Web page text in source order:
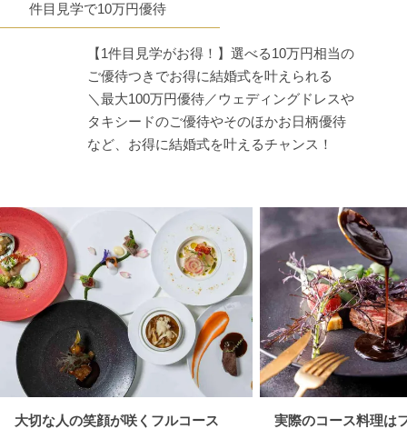
件目見学で10万円優待
【1件目見学がお得！】選べる10万円相当の
ご優待つきでお得に結婚式を叶えられる
＼最大100万円優待／ウェディングドレスや
タキシードのご優待やそのほかお日柄優待
など、お得に結婚式を叶えるチャンス！
大切な人の笑顔が咲くフルコース
実際のコース料理は